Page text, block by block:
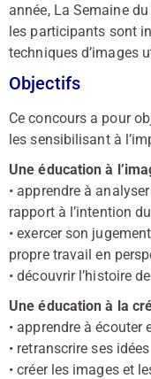
année, La Semaine
les participants sont
techniques d’images
Objectifs
Ce concours a pour
les sensibilisant à
Une éducation à
• apprendre à
rapport à l’intention
• exercer son
propre travail en
• découvrir l’histoire
Une éducation à la
• apprendre à
• retranscrire ses
• créer les images et